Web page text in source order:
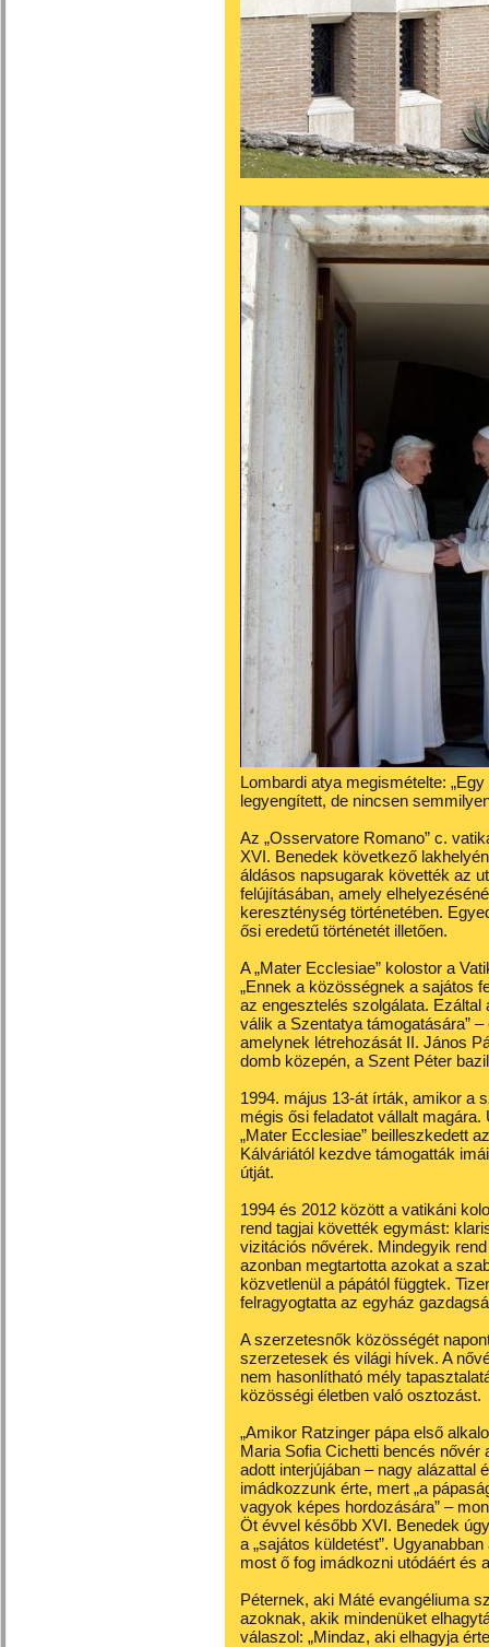
Lombardi atya megismételte:
legyengített, de nincsen
Az „Osservatore Romano” c.
XVI. Benedek következő
áldásos napsugarak követték az
felújításában, amely
kereszténység történetében.
ősi eredetű történetét illetően.
A „Mater Ecclesiae” kolostor a
„Ennek a közösségnek a sajátos
az engesztelés szolgálata.
válik a Szentatya támogatására”
amelynek létrehozását II. János
domb közepén, a Szent Péter
1994. május 13-át írták, amikor a
mégis ősi feladatot vállalt
„Mater Ecclesiae” beilleszkedett
Kálváriától kezdve támogatták
útját.
1994 és 2012 között a vatikáni
rend tagjai követték egymást:
vizitációs nővérek. Mindegyik
azonban megtartotta azokat a
közvetlenül a pápától függtek.
felragyogtatta az egyház
A szerzetesnők közösségét
szerzetesek és világi hívek. A
nem hasonlítható mély
közösségi életben való osztozást.
„Amikor Ratzinger pápa első
Maria Sofia Cichetti bencés nővér
adott interjújában – nagy alázattal
imádkozzunk érte, mert „a
vagyok képes hordozására” –
Öt évvel később XVI. Benedek
a „sajátos küldetést”.
most ő fog imádkozni utódáért és
Péternek, aki Máté evangéliuma
azoknak, akik mindenüket
válaszol: „Mindaz, aki elhagyja